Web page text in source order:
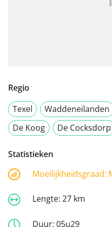
Regio
Texel
Waddeneilanden
De Koog
De Cocksdorp
Statistieken
Moeilijkheidsgraad:
Lengte: 27 km
Duur: 05u29